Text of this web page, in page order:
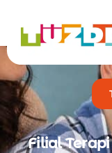
Filial